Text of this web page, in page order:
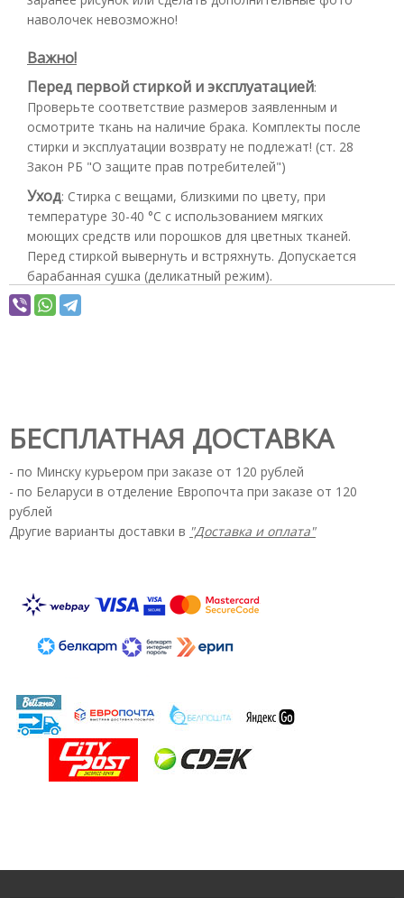
наволочек невозможно!
Важно!
Перед первой стиркой и эксплуатацией:
Проверьте соответствие размеров заявленным и
осмотрите ткань на наличие брака. Комплекты после
стирки и эксплуатации возврату не подлежат! (ст. 28
Закон РБ "О защите прав потребителей")
Уход: Стирка с вещами, близкими по цвету, при
температуре 30-40 °С с использованием мягких
моющих средств или порошков для цветных тканей.
Перед стиркой вывернуть и встряхнуть. Допускается
барабанная сушка (деликатный режим).
БЕСПЛАТНАЯ ДОСТАВКА
- по Минску курьером при заказе от 120 рублей
- по Беларуси в отделение Европочта при заказе от 120
рублей
Другие варианты доставки в "Доставка и оплата"